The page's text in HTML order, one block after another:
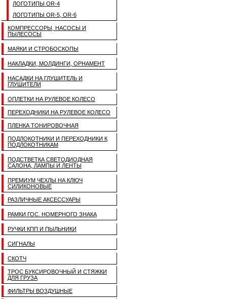
ЛОГОТИПЫ OR-4
ЛОГОТИПЫ OR-5, OR-6
КОМПРЕССОРЫ, НАСОСЫ И
ПЫЛЕСОСЫ
МАЯКИ И СТРОБОСКОПЫ
НАКЛАДКИ, МОЛДИНГИ, ОРНАМЕНТ
НАСАДКИ НА ГЛУШИТЕЛЬ И
ГЛУШИТЕЛИ
ОПЛЕТКИ НА РУЛЕВОЕ КОЛЕСО
ПЕРЕХОДНИКИ НА РУЛЕВОЕ КОЛЕСО
ПЛЕНКА ТОНИРОВОЧНАЯ
ПОДЛОКОТНИКИ И ПЕРЕХОДНИКИ К
ПОДЛОКОТНИКАМ
ПОДСТВЕТКА СВЕТОДИОДНАЯ
САЛОНА, ЛАМПЫ И ЛЕНТЫ
ПРЕМИУМ ЧЕХЛЫ НА КЛЮЧ
СИЛИКОНОВЫЕ
РАЗЛИЧНЫЕ АКСЕССУАРЫ
РАМКИ ГОС. НОМЕРНОГО ЗНАКА
РУЧКИ КПП И ПЫЛЬНИКИ
СИГНАЛЫ
СКОТЧ
ТРОС БУКСИРОВОЧНЫЙ И СТЯЖКИ
ДЛЯ ГРУЗА
ФИЛЬТРЫ ВОЗДУШНЫЕ